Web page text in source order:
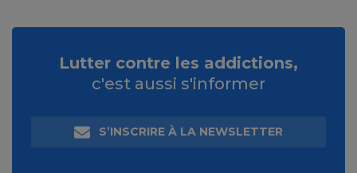
Lutter contre les addictions,
c'est aussi s'informer
S’INSCRIRE À LA NEWSLETTER